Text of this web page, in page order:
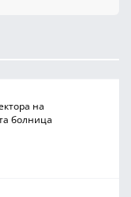
на
болница